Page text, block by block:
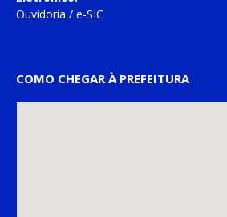
Ouvidoria / e-SIC
COMO CHEGAR À PREFEITURA